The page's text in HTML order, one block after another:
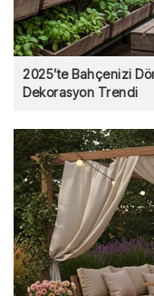
2025’te Bahçenizi
Dekorasyon Trendi